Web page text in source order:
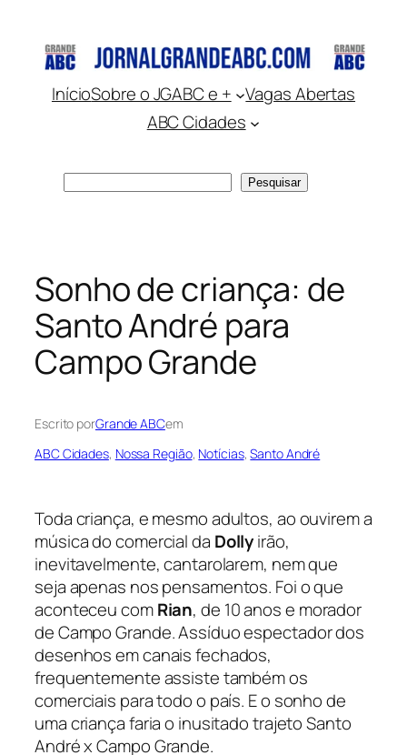
conteúdo
InícioSobre o JGABC e +
Vagas Abertas
ABC Cidades
Pesquisar
Sonho de criança: de
Santo André para
Campo Grande
Escrito porGrande ABCem
ABC Cidades, Nossa Região, Notícias, Santo André
Toda criança, e mesmo adultos, ao ouvirem a
música do comercial da Dollyirão,
inevitavelmente, cantarolarem, nem que
seja apenas nos pensamentos. Foi o que
aconteceu comRian, de 10 anos e morador
de Campo Grande. Assíduo espectador dos
desenhos em canais fechados,
frequentemente assiste também os
comerciais para todo o país. E o sonho de
uma criança faria o inusitado trajeto Santo
André x Campo Grande.